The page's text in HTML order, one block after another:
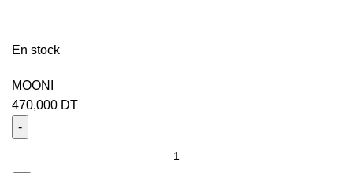
En stock
MOONI
470,000 DT